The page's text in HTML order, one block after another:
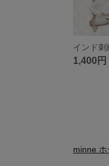
1,400円
minne ホ